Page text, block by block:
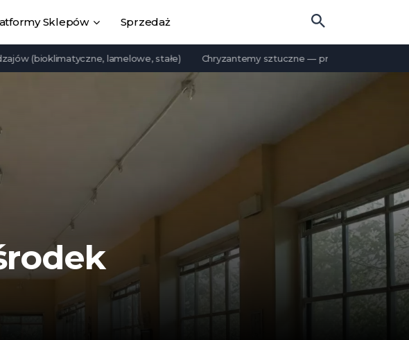
Sklepów Sprzedaż
lamelowe, stałe) Chryzantemy sztuczne — przewodnik po rodzajach i